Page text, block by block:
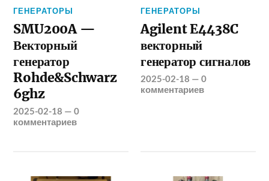
ГЕНЕРАТОРЫ
SMU200A —
Векторный
генератор
Rohde&Schwarz
6ghz
2025-02-18 —0
комментариев
ГЕНЕРАТОРЫ
Agilent E4438C
векторный
генератор сигналов
2025-02-18 —0
комментариев